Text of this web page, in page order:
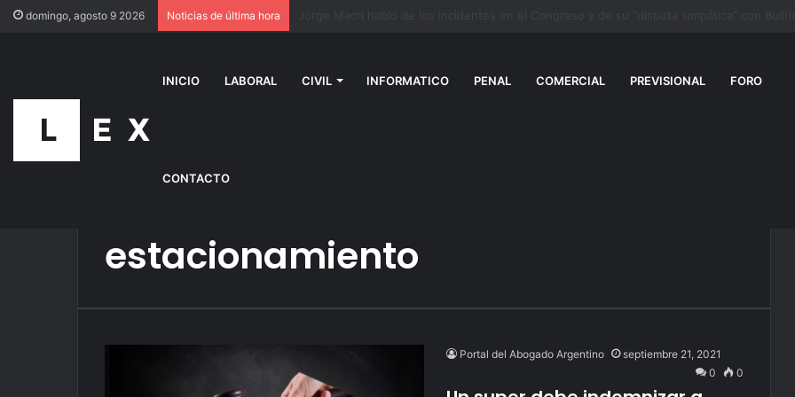
domingo, agosto 9 2026 Noticias de última hora
INICIO LABORAL CIVIL INFORMATICO PENAL COMERCIAL PREVISIONAL FORO
CONTACTO
estacionamiento
Portal del Abogado Argentino
septiembre 21, 2021
0
0